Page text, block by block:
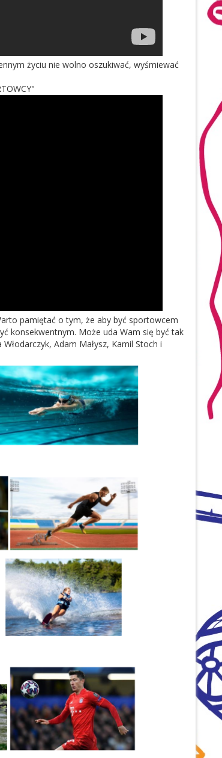
życiu nie wolno oszukiwać, wyśmiewać
pamiętać o tym, że aby być sportowcem
konsekwentnym. Może uda Wam się być tak
Adam Małysz, Kamil Stoch i